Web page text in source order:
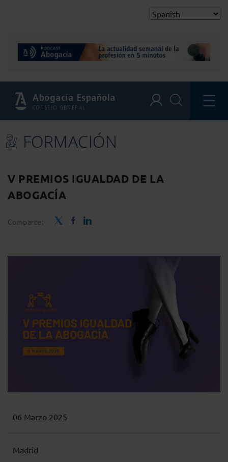
Abogacía Española
CONSEJO GENERAL
FORMACIÓN
V PREMIOS IGUALDAD DE LA
ABOGACÍA
Comparte:
06 Marzo 2025
Madrid